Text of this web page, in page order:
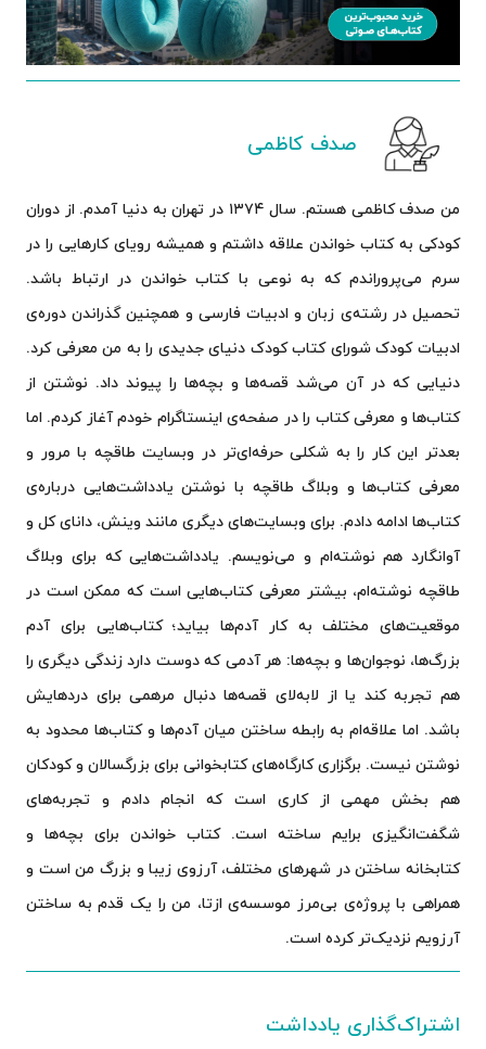
صدف کاظمی
من صدف کاظمی هستم. سال ۱۳۷۴ در تهران به دنیا آمدم. از دوران
کودکی به کتاب خواندن علاقه داشتم و همیشه رویای کارهایی را در
سرم می‌پروراندم که به نوعی با کتاب خواندن در ارتباط باشد.
تحصیل در رشته‌ی زبان و ادبیات فارسی و همچنین گذراندن دوره‌ی
ادبیات کودک شورای کتاب کودک دنیای جدیدی را به من معرفی کرد.
دنیایی که در آن می‌شد قصه‌ها و بچه‌ها را پیوند داد. نوشتن از
کتاب‌ها و معرفی کتاب را در صفحه‌ی اینستاگرام خودم آغاز کردم. اما
بعدتر این کار را به شکلی حرفه‌ای‌تر در وبسایت طاقچه با مرور و
معرفی کتاب‌ها و وبلاگ طاقچه با نوشتن یادداشت‌هایی درباره‌ی
کتاب‌ها ادامه دادم. برای وبسایت‌های دیگری مانند وینش، دانای کل و
آوانگارد هم نوشته‌ام و می‌نویسم. یادداشت‌هایی که برای وبلاگ
طاقچه نوشته‌ام، بیشتر معرفی کتاب‌هایی است که ممکن است در
موقعیت‌های مختلف به کار آدم‌ها بیاید؛ کتاب‌هایی برای آدم
بزرگ‌ها، نوجوان‌ها و بچه‌ها: هر آدمی که دوست دارد زندگی دیگری را
هم تجربه کند یا از لابه‌لای قصه‌ها دنبال مرهمی برای دردهایش
باشد. اما علاقه‌ام به رابطه ساختن میان آدم‌ها و کتاب‌ها محدود به
نوشتن نیست. برگزاری کارگاه‌های کتابخوانی برای بزرگسالان و کودکان
هم بخش مهمی از کاری است که انجام دادم و تجربه‌های
شگفت‌انگیزی برایم ساخته است. کتاب خواندن برای بچه‌ها و
کتابخانه ساختن در شهرهای مختلف، آرزوی زیبا و بزرگ من است و
همراهی با پروژه‌ی بی‌مرز موسسه‌ی ازتا، من را یک قدم به ساختن
آرزویم نزدیک‌تر کرده است.
اشتراک‌گذاری یادداشت